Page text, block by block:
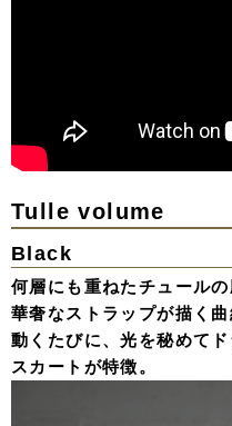
Tulle volume
Black
何層にも重ねたチュールの
華奢なストラップが描く曲
動くたびに、光を秘めて
スカートが特徴。